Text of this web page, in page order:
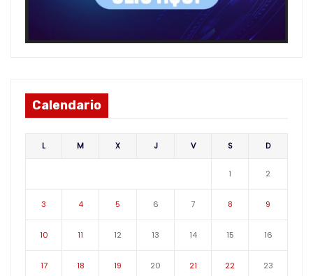
Calendario
L M X J V S D
1 2
3 4 5 6 7 8 9
10 11 12 13 14 15 16
17 18 19 20 21 22 23